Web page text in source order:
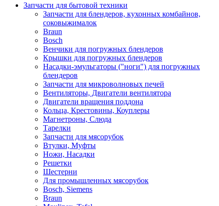
Запчасти для бытовой техники
Запчасти для блендеров, кухонных комбайнов,
соковыжималок
Braun
Bosch
Венчики для погружных блендеров
Крышки для погружных блендеров
Насадки-эмульгаторы ("ноги") для погружных
блендеров
Запчасти для микроволновых печей
Вентиляторы, Двигатели вентилятора
Двигатели вращения поддона
Кольца, Крестовины, Коуплеры
Магнетроны, Слюда
Тарелки
Запчасти для мясорубок
Втулки, Муфты
Ножи, Насадки
Решетки
Шестерни
Для промышленных мясорубок
Bosch, Siemens
Braun